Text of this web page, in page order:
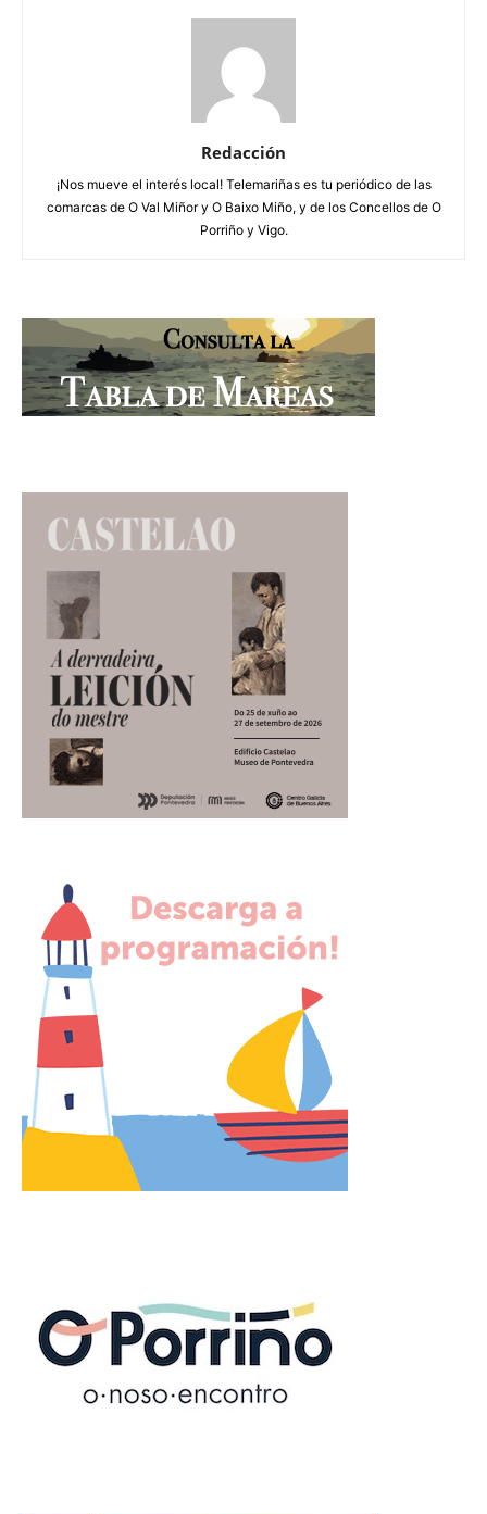
Redacción
¡Nos mueve el interés local! Telemariñas es tu periódico de las
comarcas de O Val Miñor y O Baixo Miño, y de los Concellos de O
Porriño y Vigo.